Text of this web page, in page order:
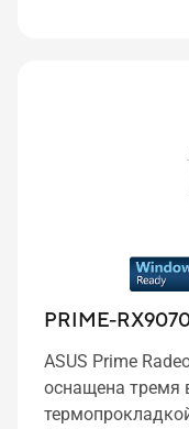
PRIME-
ASUS Prime
оснащена тремя